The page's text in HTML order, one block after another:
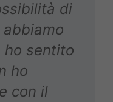
di
ho sentito
ho
con il